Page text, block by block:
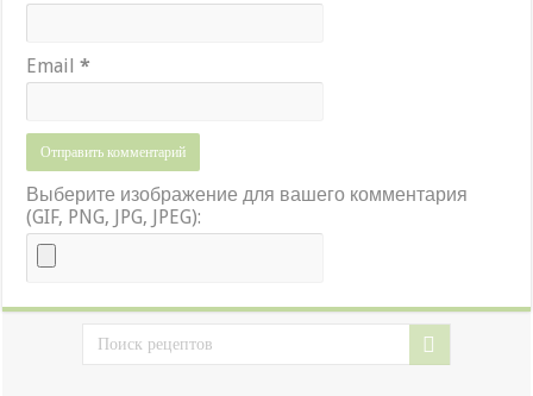
Email*
Выберите изображение для вашего комментария
(GIF, PNG, JPG, JPEG):